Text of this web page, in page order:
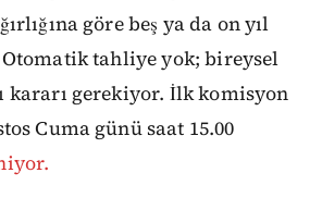
göre beş ya da on yıl
tahliye yok; bireysel
kararı gerekiyor. İlk komisyon
Cuma günü saat 15.00